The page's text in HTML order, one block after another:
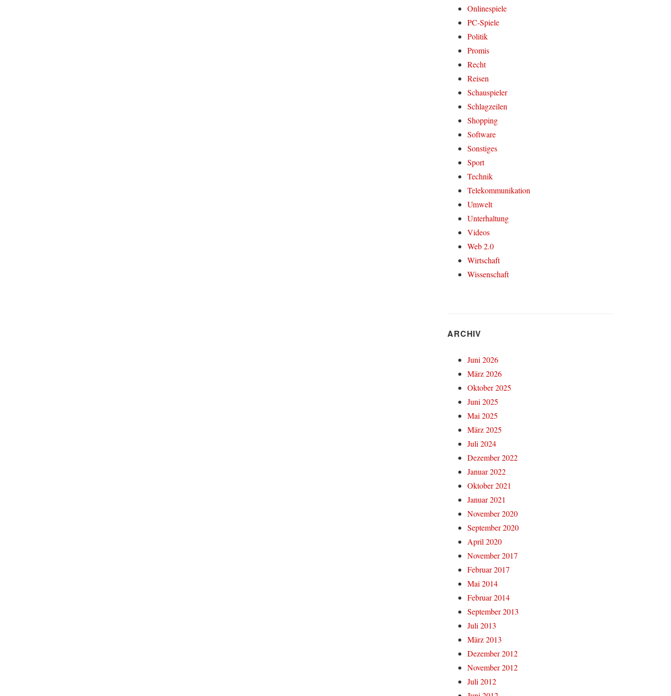
Onlinespiele
PC-Spiele
Politik
Promis
Recht
Reisen
Schauspieler
Schlagzeilen
Shopping
Software
Sonstiges
Sport
Technik
Telekommunikation
Umwelt
Unterhaltung
Videos
Web 2.0
Wirtschaft
Wissenschaft
ARCHIV
Juni 2026
März 2026
Oktober 2025
Juni 2025
Mai 2025
März 2025
Juli 2024
Dezember 2022
Januar 2022
Oktober 2021
Januar 2021
November 2020
September 2020
April 2020
November 2017
Februar 2017
Mai 2014
Februar 2014
September 2013
Juli 2013
März 2013
Dezember 2012
November 2012
Juli 2012